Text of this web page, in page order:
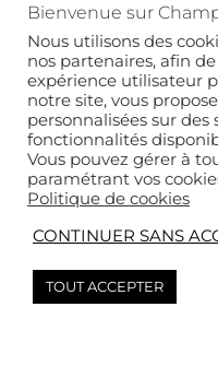
Les occasions pour déguster
Pour
Copyright 2022 © tous
Bienvenue sur
Nous utilisons des
nos partenaires, afin
expérience utilisateur
notre site, vous
personnalisées sur des
fonctionnalités
Vous pouvez gérer à
paramétrant vos
Politique de cookies
CONTINUER SANS
TOUT ACCEPTER